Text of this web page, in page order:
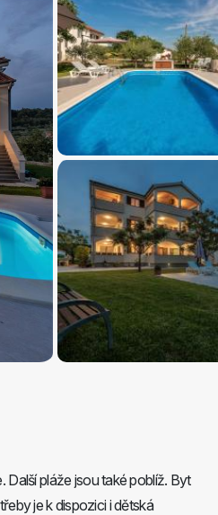
Další pláže jsou také poblíž. Byt
je k dispozici i dětská